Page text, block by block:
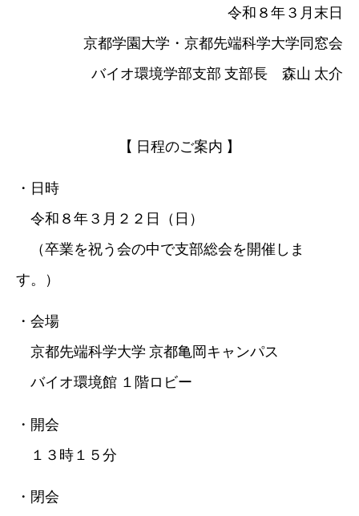
令和８年３月末日
京都学園大学・京都先端科学大学同窓会
バイオ環境学部支部 支部長 森山 太介
【 日程のご案内 】
・日時
令和８年３月２２日（日）
（卒業を祝う会の中で支部総会を開催しま
す。）
・会場
京都先端科学大学 京都亀岡キャンパス
バイオ環境館 １階ロビー
・開会
１３時１５分
・閉会